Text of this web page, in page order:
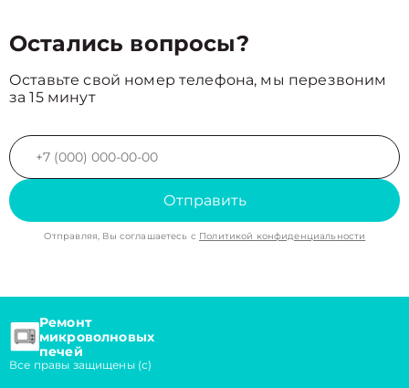
Остались вопросы?
Оставьте свой номер телефона, мы перезвоним
за 15 минут
Отправить
Отправляя, Вы соглашаетесь с Политикой конфиденциальности
Ремонт
микроволновых
печей
Все правы защищены (с)